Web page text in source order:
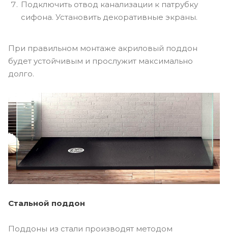
Подключить отвод канализации к патрубку
сифона. Установить декоративные экраны.
При правильном монтаже акриловый поддон
будет устойчивым и прослужит максимально
долго.
Стальной поддон
Поддоны из стали производят методом